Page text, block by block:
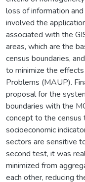
loss of information
involved the
associated with the
areas, which are the
census boundaries,
to minimize the
Problems (MAUP).
proposal for the
boundaries with the
concept to the
socioeconomic
sectors are sensitive
second test, it was
minimized from
each other, reducing